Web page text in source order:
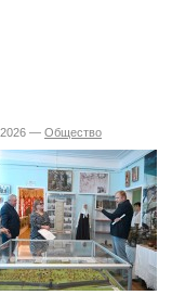
— Общество